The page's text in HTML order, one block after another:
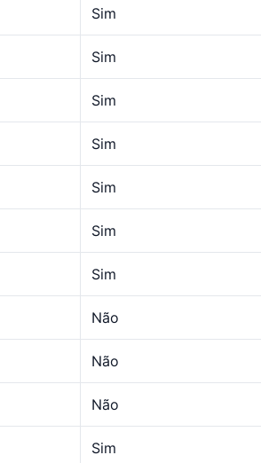
Sim
Sim
Sim
Sim
Sim
Sim
Sim
Não
Não
Não
Sim